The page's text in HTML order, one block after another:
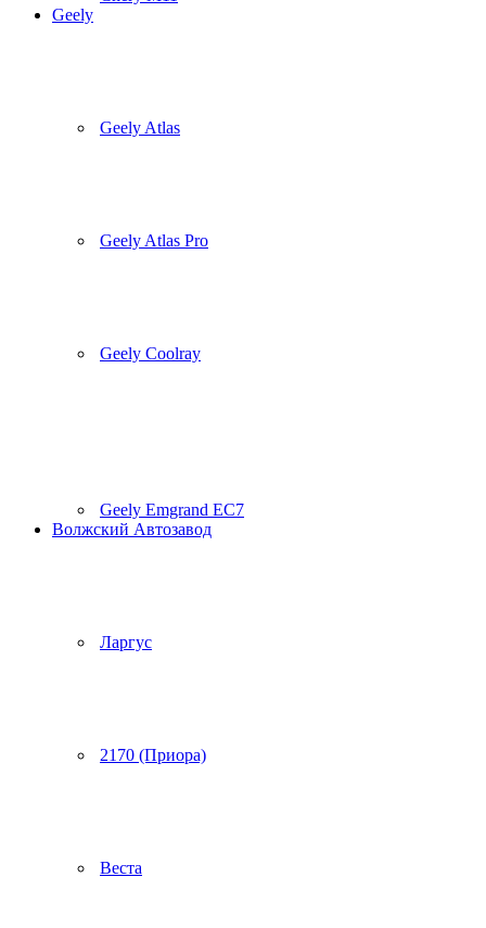
Geely
Geely Atlas
Geely Atlas Pro
Geely Coolray
Geely Emgrand EC7
Волжский Автозавод
Ларгус
2170 (Приора)
Веста